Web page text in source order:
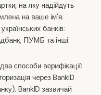
на яку надійдуть
на ваше ім'я.
банків:
ПУМБ та інші.
способи верифікації:
через BankID
BankID зазвичай